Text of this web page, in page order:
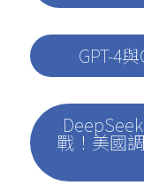
GPT-4
戰！美國